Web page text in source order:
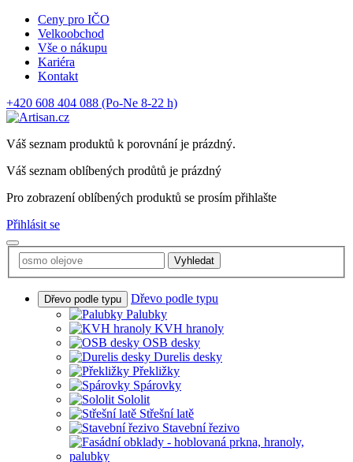
Ceny pro IČO
Velkoobchod
Vše o nákupu
Kariéra
Kontakt
+420 608 404 088 (Po-Ne 8-22 h)
Váš seznam produktů k porovnání je prázdný.
Váš seznam oblíbených prodůtů je prázdný
Pro zobrazení oblíbených produktů se prosím přihlašte
Přihlásit se
Vyhledat
Dřevo podle typu
Dřevo podle typu
Palubky
KVH hranoly
OSB desky
Durelis desky
Překližky
Spárovky
Sololit
Střešní latě
Stavební řezivo